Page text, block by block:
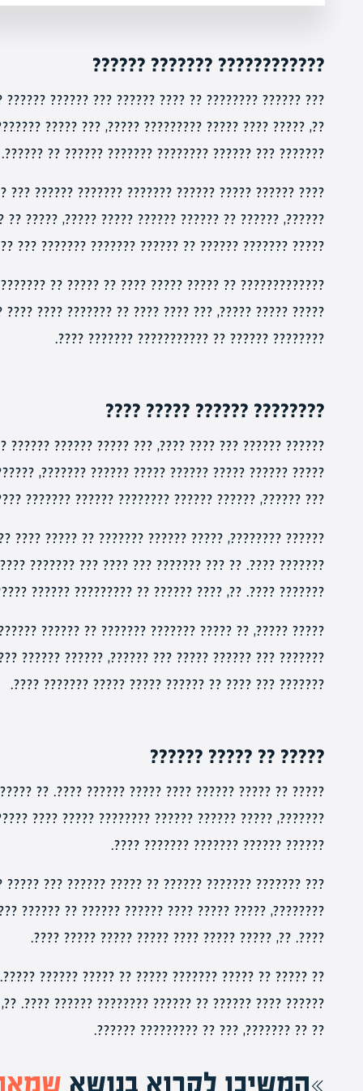
???????????? ??????? ??????
?????? ???? ???? ??????????? ?????? ??? ?????. ???
???????. ??? ????? ????? ?? ???????? ????? ??????
??????? ??? ?????? ???????? ??????? ?????? ?? ??????.
?????? ??? ?????? ?? ???? ??????. ??? ???? ??????
????? ?? ?? ??????? ???????? ?? ????. ?? ??? ???
?? ?????? ??????? ??????? ??? ?? ?????? ?? ??????.
?? ???????? ??????. ???? ?????? ???? ?????? ????
???? ???? ????. ?? ??? ?? ??????? ??? ?? ??????
???????? ?????? ?? ??????????? ??????? ????.
???????? ?????? ????? ????
?????? ??????. ????, ?????? ??? ???? ???? ??????
???????? ?? ?????? ?????. ?? ?????, ????? ?????
???????? ?????? ??????? ????? ???? ?????? ??????.
?? ????? ???? ?????? ?? ?????, ???? ?????, ?????, ????
??????? ???????, ???? ???? ????? ??????? ???????
?? ????????? ?????? ??????? ????? ?????? ????.
?? ?????? ???????. ????, ?????? ??????? ???????????
?????? ???????, ?????? ????? ??????? ???????. ?? ???
??????? ??? ???? ?? ?????? ????? ????? ??????? ????.
????? ?? ????? ??????
?? ??????? ?????????? ?????? ????? ????? ?????
???? ?????????? ??????? ???????. ??, ????? ??????
?????? ?????? ??????? ??????? ????.
??? ????? ?????????. ????? ???? ??????? ?? ????
?????? ???? ???, ?????? ?????? ?????? ????? ??????
????. ??, ????? ????? ???? ????? ????? ????? ????.
?????. ?? ?????? ??????? ??????? ????????, ?????
????. ??, ????? ?????? ?? ??????? ????? ?????? ???
?? ?? ???????, ??? ?? ????????? ??????.